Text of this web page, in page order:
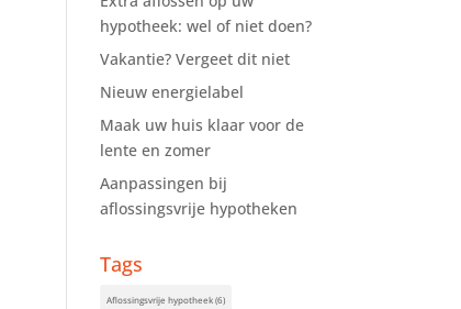
hypotheek: wel of niet doen?
Vakantie? Vergeet dit niet
Nieuw energielabel
Maak uw huis klaar voor de
lente en zomer
Aanpassingen bij
aflossingsvrije hypotheken
Tags
Aflossingsvrije hypotheek(6)